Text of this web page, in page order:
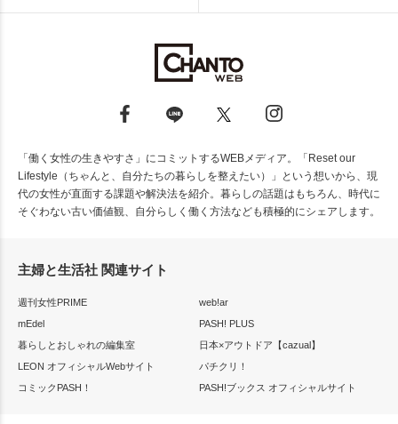
「働く女性の生きやすさ」にコミットするWEBメディア。「Reset our
Lifestyle（ちゃんと、自分たちの暮らしを整えたい）」という想いから、現
代の女性が直面する課題や解決法を紹介。暮らしの話題はもちろん、時代に
そぐわない古い価値観、自分らしく働く方法なども積極的にシェアします。
主婦と生活社 関連サイト
週刊女性PRIME
web!ar
mEdel
PASH! PLUS
暮らしとおしゃれの編集室
日本×アウトドア【cazual】
LEON オフィシャルWebサイト
パチクリ！
コミックPASH！
PASH!ブックス オフィシャルサイト